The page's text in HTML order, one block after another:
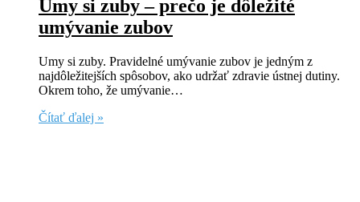
Umy si zuby – prečo je dôležité
umývanie zubov
Umy si zuby. Pravidelné umývanie zubov je jedným z
najdôležitejších spôsobov, ako udržať zdravie ústnej dutiny.
Okrem toho, že umývanie…
Čítať ďalej »